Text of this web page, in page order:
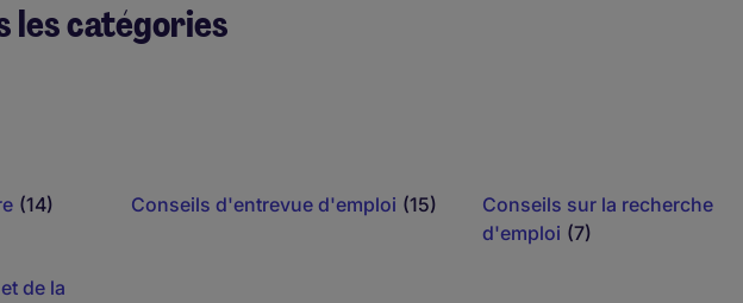
les catégories
(14) Conseils d'entrevue d'emploi (15)
Conseils sur la recherche
d'emploi (7)
de la